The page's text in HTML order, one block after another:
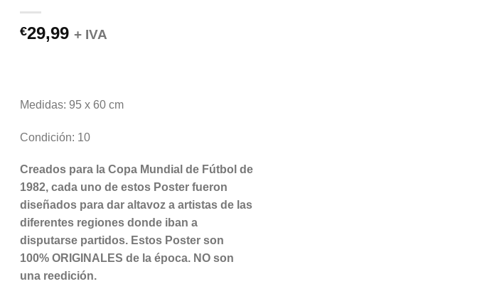
€29,99 + IVA
Medidas: 95 x 60 cm
Condición: 10
Creados para la Copa Mundial de Fútbol de
1982, cada uno de estos Poster fueron
diseñados para dar altavoz a artistas de las
diferentes regiones donde iban a
disputarse partidos. Estos Poster son
100% ORIGINALES de la época. NO son
una reedición.